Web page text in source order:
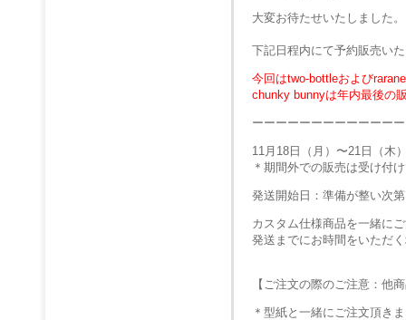
大変お待たせいたしました。
下記日程内にて予約販売い
今回はtwo-bottleおよび
chunky bunnyは年内最後の
ーーーーーーーーーーーー
11月18日（月）〜21日（木
＊期間外での販売は受け付
発送開始日：準備が整い次
カスタム仕様商品を一緒に
発送までにお時間をいただ
【ご注文の際のご注意：他
＊型紙と一緒にご注文頂き